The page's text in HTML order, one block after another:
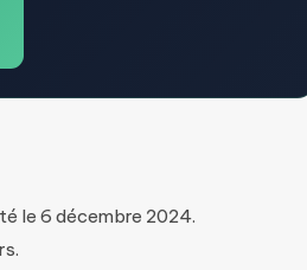
le 6 décembre 2024.